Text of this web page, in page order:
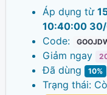
Áp dụng từ
10:40:00
Code:
Giảm ngay
Đã dùng 10%
Trạng thái: